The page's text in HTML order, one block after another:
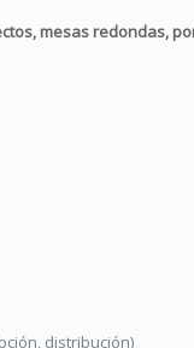
mesas redondas,
distribución)